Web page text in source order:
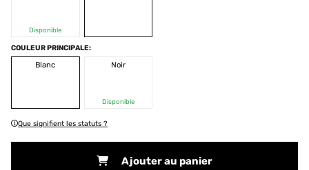
Disponible
COULEUR PRINCIPALE:
Blanc
Noir
Disponible
Que signifient les statuts ?
Ajouter au panier